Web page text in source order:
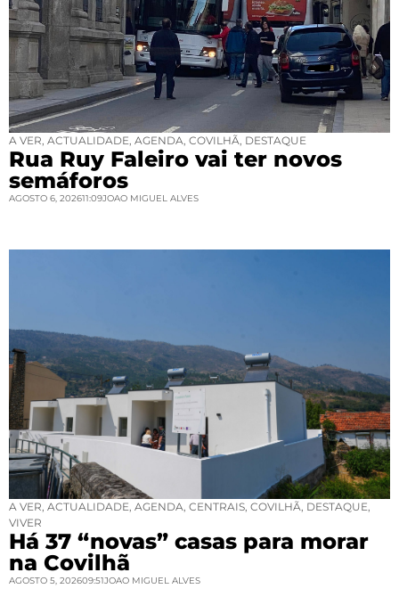
A VER, ACTUALIDADE, AGENDA, COVILHÃ, DESTAQUE
Rua Ruy Faleiro vai ter novos
semáforos
AGOSTO 6, 202611:09JOAO MIGUEL ALVES
A VER, ACTUALIDADE, AGENDA, CENTRAIS, COVILHÃ, DESTAQUE,
VIVER
Há 37 “novas” casas para morar
na Covilhã
AGOSTO 5, 202609:51JOAO MIGUEL ALVES